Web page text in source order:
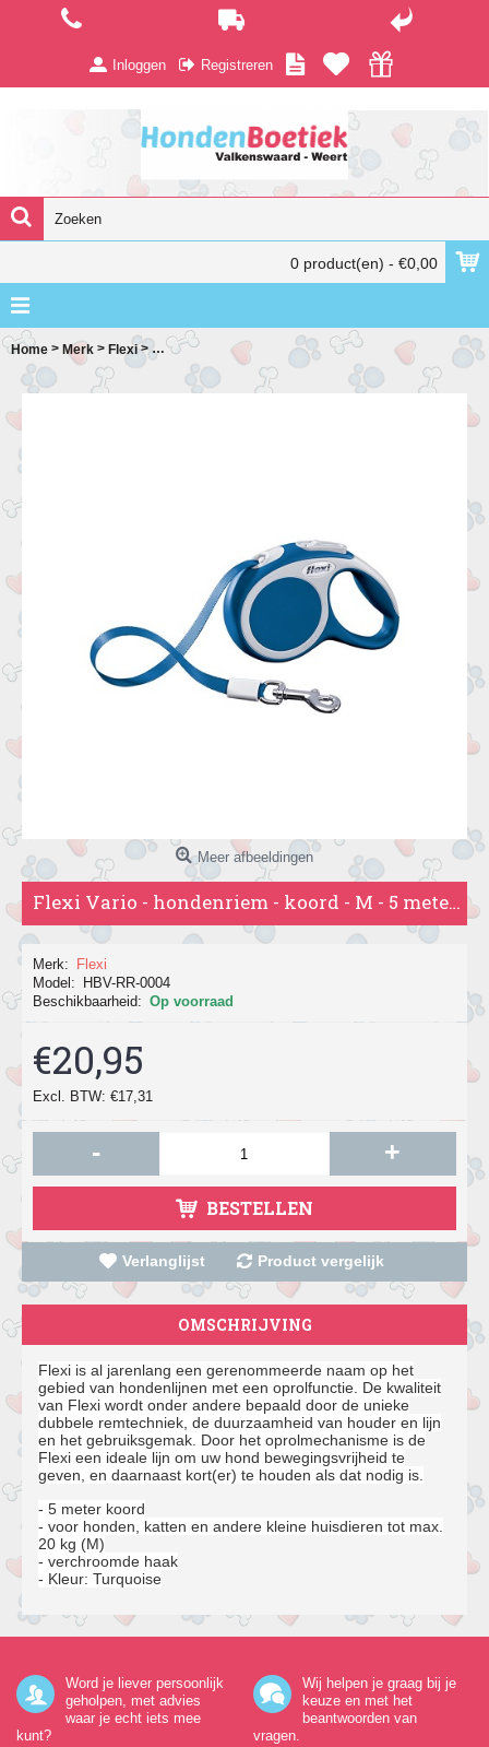
Inloggen Registreren
0 product(en) - €0,00
Home > Merk > Flexi > Flexi Vario - hondenriem - koord - M - 5 meter -
Meer afbeeldingen
Flexi Vario - hondenriem - koord - M - 5 meter - Turquoise
Merk:
Flexi
Model:
HBV-RR-0004
Beschikbaarheid: Op voorraad
€20,95
Excl. BTW: €17,31
- +
BESTELLEN
Verlanglijst Product vergelijk
OMSCHRIJVING
Flexi is al jarenlang een gerenommeerde naam op het
gebied van hondenlijnen met een oprolfunctie. De kwaliteit
van Flexi wordt onder andere bepaald door de unieke
dubbele remtechniek, de duurzaamheid van houder en lijn
en het gebruiksgemak. Door het oprolmechanisme is de
Flexi een ideale lijn om uw hond bewegingsvrijheid te
geven, en daarnaast kort(er) te houden als dat nodig is.
- 5 meter koord
- voor honden, katten en andere kleine huisdieren tot max.
20 kg (M)
- verchroomde haak
- Kleur: Turquoise
Word je liever persoonlijk
geholpen, met advies
waar je echt iets mee
kunt?
Wij helpen je graag bij je
keuze en met het
beantwoorden van
vragen.